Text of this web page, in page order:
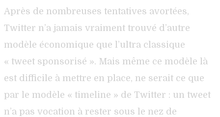
Après de nombreuses tentatives avortées,
Twitter n’a jamais vraiment trouvé d’autre
modèle économique que l’ultra classique
« tweet sponsorisé ». Mais même ce modèle là
est difficile à mettre en place, ne serait ce que
par le modèle « timeline » de Twitter : un tweet
n’a pas vocation à rester sous le nez de